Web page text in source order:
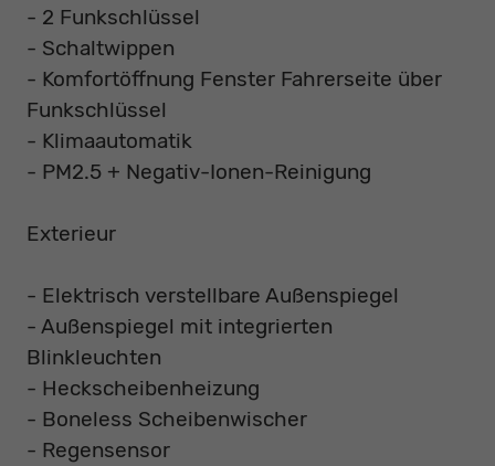
- 2 Funkschlüssel
- Schaltwippen
- Komfortöffnung Fenster Fahrerseite über
Funkschlüssel
- Klimaautomatik
- PM2.5 + Negativ-Ionen-Reinigung
Exterieur
- Elektrisch verstellbare Außenspiegel
- Außenspiegel mit integrierten
Blinkleuchten
- Heckscheibenheizung
- Boneless Scheibenwischer
- Regensensor